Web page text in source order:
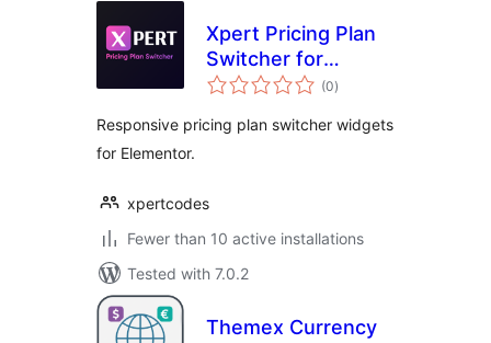
Xpert Pricing Plan
Switcher for
Elementor
(0total
ratings
)
Responsive pricing plan switcher widgets
for Elementor.
xpertcodes
Fewer than 10 active installations
Tested with 7.0.2
Themex Currency